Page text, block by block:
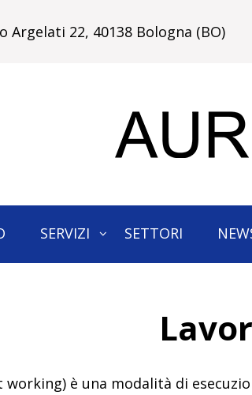
Argelati 22, 40138 Bologna (BO)
SERVIZI SETTORI
working) è una modalità di